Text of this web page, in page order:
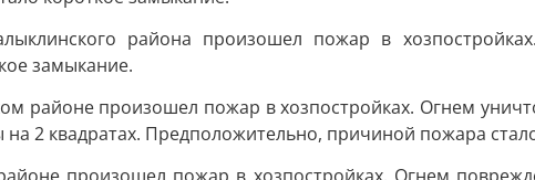
района произошел пожар в
замыкание.
районе произошел пожар в хозпостройках. Огнем
2 квадратах. Предположительно, причиной пожара